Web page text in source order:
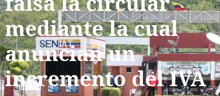
mediante la cual
anuncian un
incremento del IVA